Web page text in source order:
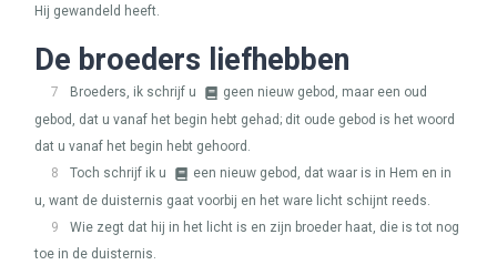
Hij gewandeld heeft.
De broeders liefhebben
7 Broeders, ik schrijf u
geen nieuw gebod, maar een oud
gebod, dat u vanaf het begin hebt gehad; dit oude gebod is het woord
dat u vanaf het begin hebt gehoord.
8
Toch schrijf ik u
een nieuw gebod, dat waar is in Hem en in
u, want de duisternis gaat voorbij en het ware licht schijnt reeds.
9
Wie zegt dat hij in het licht is en zijn broeder haat, die is tot nog
toe in de duisternis.